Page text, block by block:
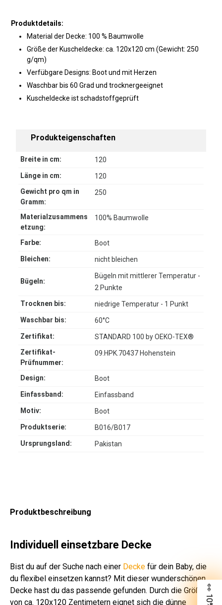
Produktdetails:
Material der Decke: 100 % Baumwolle
Größe der Kuscheldecke: ca. 120x120 cm (Gewicht: 250
g/qm)
Verfübgare Designs: Boot und mit Herzen
Waschbar bis 60 Grad und trocknergeeignet
Kuscheldecke ist schadstoffgeprüft
Produkteigenschaften
Breite in cm:
120
Länge in cm:
120
Gewicht pro qm in
Gramm:
250
Materialzusammens
etzung:
100% Baumwolle
Farbe:
Boot
Bleichen:
nicht bleichen
Bügeln:
Bügeln mit mittlerer Temperatur -
2 Punkte
Trocknen bis:
niedrige Temperatur - 1 Punkt
Waschbar bis:
60°C
Zertifikat:
STANDARD 100 by OEKO-TEX®
Zertifikat-
Prüfnummer:
09.HPK.70437 Hohenstein
Design:
Boot
Einfassband:
Einfassband
Motiv:
Boot
Produktserie:
B016/B017
Ursprungsland:
Pakistan
Produktbeschreibung
Individuell einsetzbare Decke
Bist du auf der Suche nach einer Decke für dein Baby, die
du flexibel einsetzen kannst? Mit dieser wunderschönen
Decke hast du das passende gefunden. Durch die Größe
von ca. 120x120 Zentimetern eignet sich die dünne